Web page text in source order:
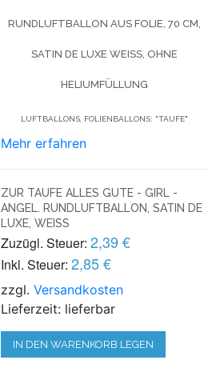
RUNDLUFTBALLON AUS FOLIE, 70 CM,
SATIN DE LUXE WEISS, OHNE H
ELIUMFÜLLUNG
LUFTBALLONS, FOLIENBALLONS: "TAUFE"
Mehr erfahren
ZUR TAUFE ALLES GUTE - GIRL -
ANGEL. RUNDLUFTBALLON, SATIN DE
LUXE, WEISS
Zuzügl. Steuer: 2,39 €
Inkl. Steuer: 2,85 €
zzgl.Versandkosten
Lieferzeit: lieferbar
IN DEN WARENKORB LEGEN